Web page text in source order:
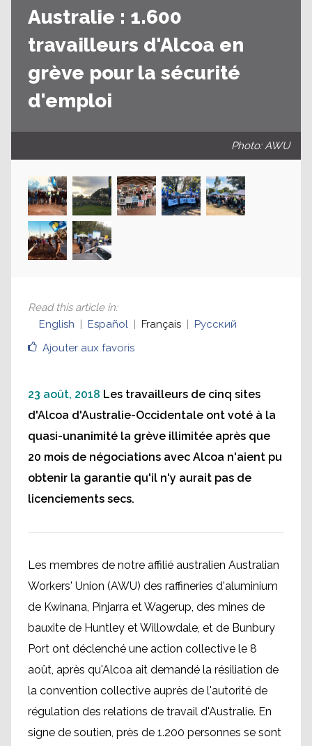
Australie : 1.600
travailleurs d'Alcoa en
grève pour la sécurité
d'emploi
Photo: AWU
Ajouter aux favoris
Read this article in:
English
Español Français Русский
23 août, 2018 Les travailleurs de cinq sites
d'Alcoa d'Australie-Occidentale ont voté à la
quasi-unanimité la grève illimitée après que
20 mois de négociations avec Alcoa n'aient pu
obtenir la garantie qu'il n'y aurait pas de
licenciements secs.
Les membres de notre affilié australien Australian
Workers' Union (AWU) des raffineries d'aluminium
de Kwinana, Pinjarra et Wagerup, des mines de
bauxite de Huntley et Willowdale, et de Bunbury
Port ont déclenché une action collective le 8
août, après qu'Alcoa ait demandé la résiliation de
la convention collective auprès de l'autorité de
régulation des relations de travail d'Australie. En
signe de soutien, près de 1.200 personnes se sont